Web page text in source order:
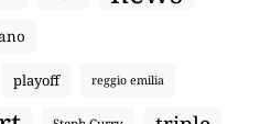
playoff reggio emilia